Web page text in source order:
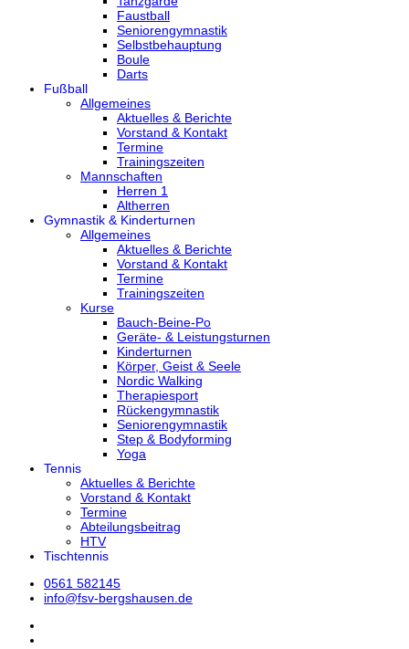
Faustball
Seniorengymnastik
Selbstbehauptung
Boule
Darts
Fußball
Allgemeines
Aktuelles & Berichte
Vorstand & Kontakt
Termine
Trainingszeiten
Mannschaften
Herren 1
Altherren
Gymnastik & Kinderturnen
Allgemeines
Aktuelles & Berichte
Vorstand & Kontakt
Termine
Trainingszeiten
Kurse
Bauch-Beine-Po
Geräte- & Leistungsturnen
Kinderturnen
Körper, Geist & Seele
Nordic Walking
Therapiesport
Rückengymnastik
Seniorengymnastik
Step & Bodyforming
Yoga
Tennis
Aktuelles & Berichte
Vorstand & Kontakt
Termine
Abteilungsbeitrag
HTV
Tischtennis
0561 582145
info@fsv-bergshausen.de